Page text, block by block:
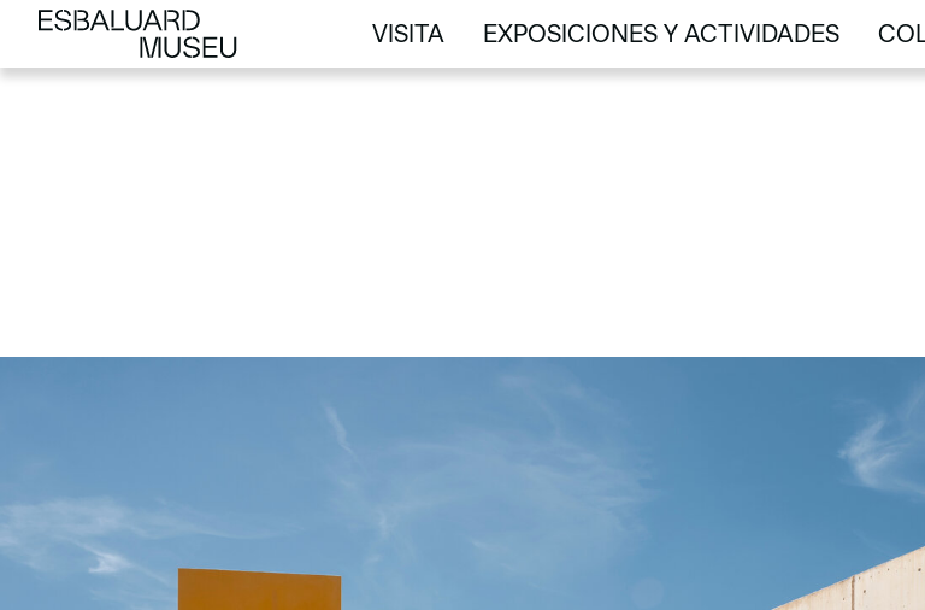
VISITA
VISITA
EXPOSICIONES Y ACTIVIDADES
EXPOSICIONES Y ACTIVIDADES